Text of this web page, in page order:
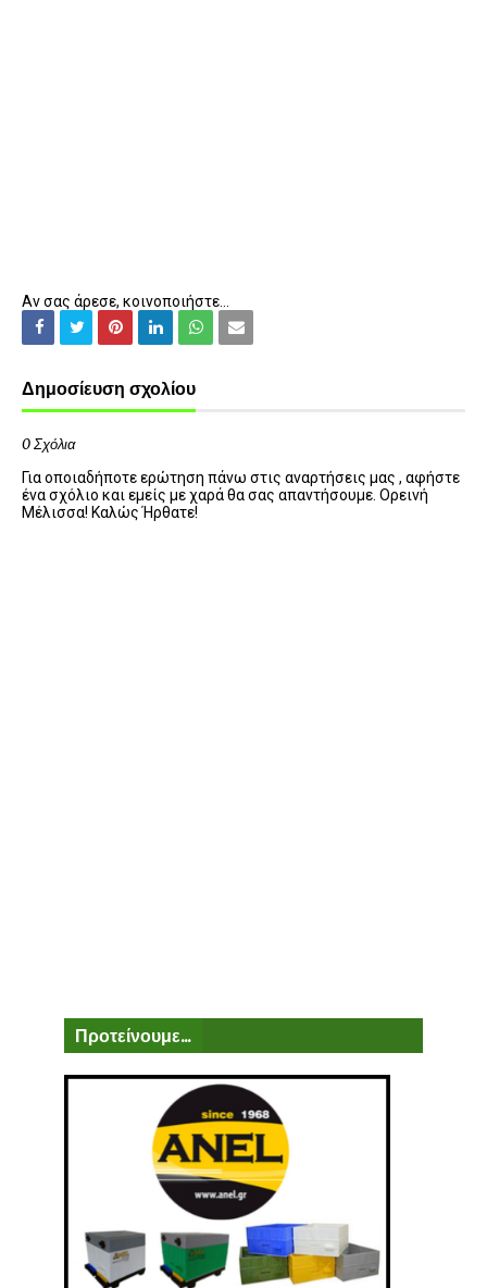
Αν σας άρεσε, κοινοποιήστε...
Δημοσίευση σχολίου
0 Σχόλια
Για οποιαδήποτε ερώτηση πάνω στις αναρτήσεις μας , αφήστε
ένα σχόλιο και εμείς με χαρά θα σας απαντήσουμε. Ορεινή
Μέλισσα! Καλώς Ήρθατε!
Προτείνουμε...